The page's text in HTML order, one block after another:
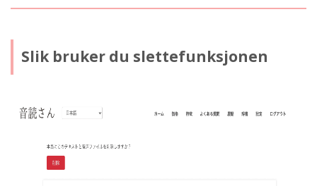
Slik bruker du slettefunksjonen